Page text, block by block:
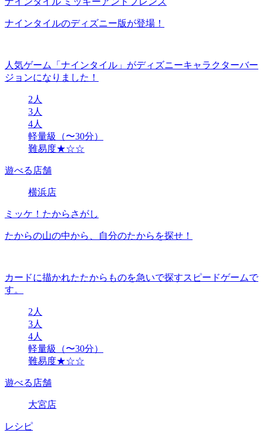
ナインタイルのディズニー版が登場！
人気ゲーム「ナインタイル」がディズニーキャラクターバー
ジョンになりました！
2人
3人
4人
軽量級（〜30分）
難易度★☆☆
遊べる店舗
横浜店
ミッケ！たからさがし
たからの山の中から、自分のたからを探せ！
カードに描かれたたからものを急いで探すスピードゲームで
す。
2人
3人
4人
軽量級（〜30分）
難易度★☆☆
遊べる店舗
大宮店
レシピ